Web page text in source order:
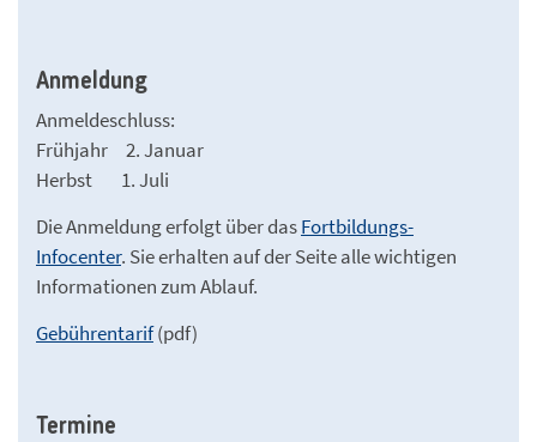
Anmeldung
Anmeldeschluss:
Frühjahr 2. Januar
Herbst 1. Juli
Die Anmeldung erfolgt über dasFortbildungs-
Infocenter. Sie erhalten auf der Seite alle wichtigen
Informationen zum Ablauf.
Gebührentarif(pdf)
Termine